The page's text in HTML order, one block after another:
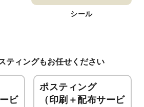
シール
ティングもお任せください
ビ
ポスティング
（印刷＋配布サービ